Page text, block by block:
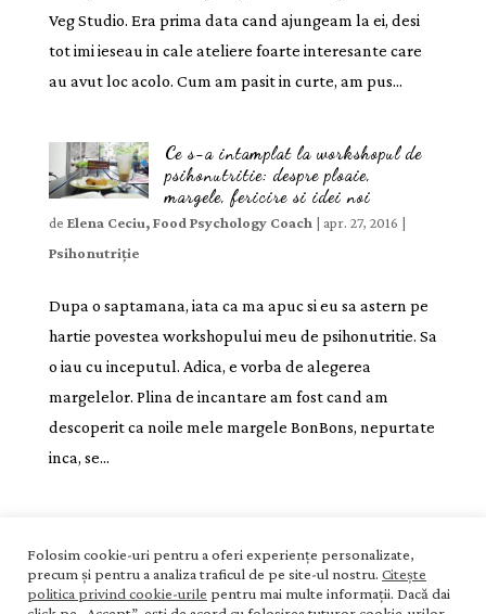
Veg Studio. Era prima data cand ajungeam la ei, desi
tot imi ieseau in cale ateliere foarte interesante care
au avut loc acolo. Cum am pasit in curte, am pus...
Ce s-a intamplat la workshopul de
psihonutritie: despre ploaie,
margele, fericire si idei noi
de Elena Ceciu, Food Psychology Coach | apr. 27, 2016 |
Psihonutriție
Dupa o saptamana, iata ca ma apuc si eu sa astern pe
hartie povestea workshopului meu de psihonutritie. Sa
o iau cu inceputul. Adica, e vorba de alegerea
margelelor. Plina de incantare am fost cand am
descoperit ca noile mele margele BonBons, nepurtate
inca, se...
Acasă Blog
Termeni și condiții
Politica de confidențialitate
Politica de cookies
Folosim cookie-uri pentru a oferi experiențe personalizate,
precum și pentru a analiza traficul de pe site-ul nostru. Citește
politica privind cookie-urile pentru mai multe informații. Dacă dai